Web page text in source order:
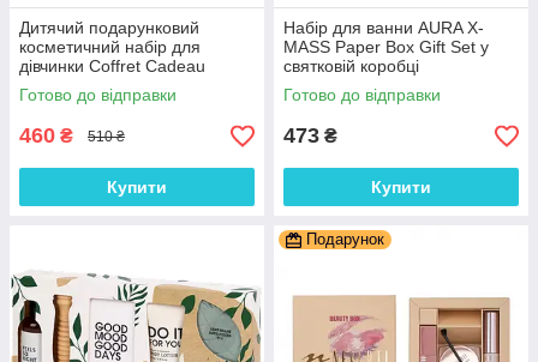
Дитячий подарунковий
косметичний набір для
дівчинки Coffret Cadeau
Frozen 5 предметів
Готово до відправки
460 ₴ 510 ₴
Купити
Набір для ванни AURA X-
MASS Paper Box Gift Set у
святковій коробці
Готово до відправки
473 ₴
Купити
Подарунок